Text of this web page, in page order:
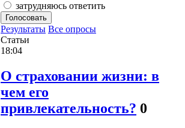
затрудняюсь ответить
Голосовать
Результаты Все опросы
Статьи
18:04
О страховании жизни: в
чем его
привлекательность? 0